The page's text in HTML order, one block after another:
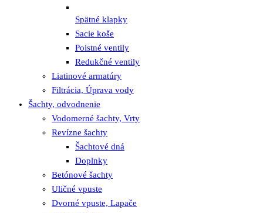
Spätné klapky
Sacie koše
Poistné ventily
Redukčné ventily
Liatinové armatúry
Filtrácia, Úprava vody
Šachty, odvodnenie
Vodomerné šachty, Vrty
Revízne šachty
Šachtové dná
Doplnky
Betónové šachty
Uličné vpuste
Dvorné vpuste, Lapače